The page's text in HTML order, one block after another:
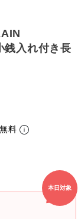
銭入れ付き長
料
本日対象